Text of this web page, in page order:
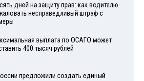
дней на защиту прав: как водителю
несправедливый штраф с
выплата по ОСАГО может
400 тысяч рублей
предложили создать единый